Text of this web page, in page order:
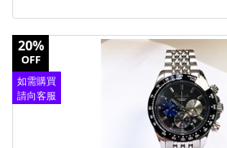
20%
OFF
如需購買
請向客服